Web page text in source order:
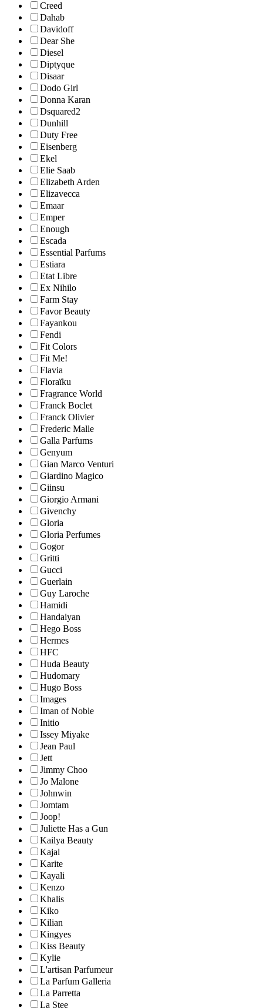
Creed
Dahab
Davidoff
Dear She
Diesel
Diptyque
Disaar
Dodo Girl
Donna Karan
Dsquared2
Dunhill
Duty Free
Eisenberg
Ekel
Elie Saab
Elizabeth Arden
Elizavecca
Emaar
Emper
Enough
Escada
Essential Parfums
Estiara
Etat Libre
Ex Nihilo
Farm Stay
Favor Beauty
Fayankou
Fendi
Fit Colors
Fit Me!
Flavia
Floraïku
Fragrance World
Franck Boclet
Franck Olivier
Frederic Malle
Galla Parfums
Genyum
Gian Marco Venturi
Giardino Magico
Giinsu
Giorgio Armani
Givenchy
Gloria
Gloria Perfumes
Gogor
Gritti
Gucci
Guerlain
Guy Laroche
Hamidi
Handaiyan
Hego Boss
Hermes
HFC
Huda Beauty
Hudomary
Hugo Boss
Images
Iman of Noble
Initio
Issey Miyake
Jean Paul
Jett
Jimmy Choo
Jo Malone
Johnwin
Jomtam
Joop!
Juliette Has a Gun
Kailya Beauty
Kajal
Karite
Kayali
Kenzo
Khalis
Kiko
Kilian
Kingyes
Kiss Beauty
Kylie
L'artisan Parfumeur
La Parfum Galleria
La Parretta
La Stee